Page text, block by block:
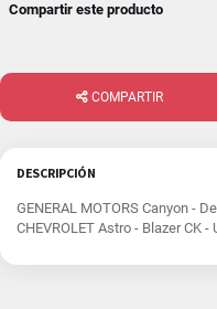
Compartir este producto
COMPARTIR
DESCRIPCIÓN
GENERAL MOTORS Canyon -
CHEVROLET Astro - Blazer CK